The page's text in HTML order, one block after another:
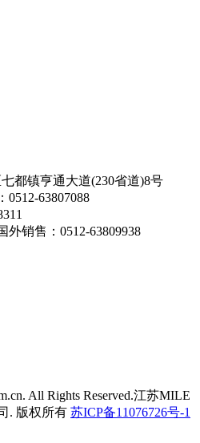
都镇亨通大道(230省道)8号
0512-63807088
外销售：0512-63809938
All Rights Reserved.江苏MILE
. 版权所有 苏ICP备11076726号-1